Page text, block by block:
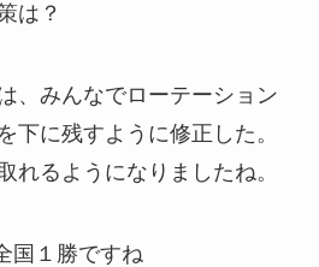
は？
、みんなでローテーション
下に残すように修正した。
れるようになりましたね。
国１勝ですね